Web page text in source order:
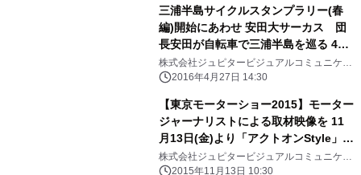
三浦半島サイクルスタンプラリー(春
編)開始にあわせ 安田大サーカス 団
長安田が自転車で三浦半島を巡る 4月
28日(木)からアクトオンStyleで配信開
始
株式会社ジュピタービジュアルコミュニケー
ションズ
2016年4月27日 14:30
【東京モーターショー2015】モーター
ジャーナリストによる取材映像を 11
月13日(金)より「アクトオンStyle」メ
ルマガ会員に限定公開 ～ 輸入車メ
ーカーを中心に、ワールドプレミアや
株式会社ジュピタービジュアルコミュニケー
ションズ
2015年11月13日 10:30